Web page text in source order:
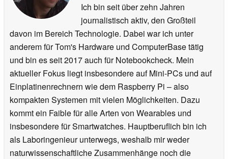
Ich bin seit über zehn Jahren
journalistisch aktiv, den Großteil
davon im Bereich Technologie. Dabei war ich unter
anderem für Tom's Hardware und ComputerBase tätig
und bin es seit 2017 auch für Notebookcheck. Mein
aktueller Fokus liegt insbesondere auf Mini-PCs und auf
Einplatinenrechnern wie dem Raspberry Pi – also
kompakten Systemen mit vielen Möglichkeiten. Dazu
kommt ein Faible für alle Arten von Wearables und
insbesondere für Smartwatches. Hauptberuflich bin ich
als Laboringenieur unterwegs, weshalb mir weder
naturwissenschaftliche Zusammenhänge noch die